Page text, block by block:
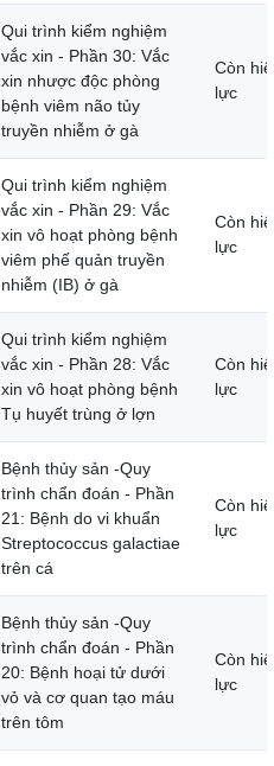
Qui trình kiểm nghiệm
vắc xin - Phần 30: Vắc
xin nhược độc phòng
bệnh viêm não tủy
truyền nhiễm ở gà
Còn
lực
Qui trình kiểm nghiệm
vắc xin - Phần 29: Vắc
xin vô hoạt phòng bệnh
viêm phế quản truyền
nhiễm (IB) ở gà
Còn
lực
Qui trình kiểm nghiệm
vắc xin - Phần 28: Vắc
xin vô hoạt phòng bệnh
Tụ huyết trùng ở lợn
Còn
lực
Bệnh thủy sản -Quy
trình chẩn đoán - Phần
21: Bệnh do vi khuẩn
Streptococcus galactiae
trên cá
Còn
lực
Bệnh thủy sản -Quy
trình chẩn đoán - Phần
20: Bệnh hoại tử dưới
vỏ và cơ quan tạo máu
trên tôm
Còn
lực